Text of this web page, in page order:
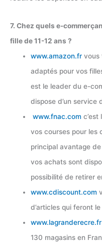
7. Chez quels e-
fille de 11-12 ans ?
www.amazon.fr vous
adaptés pour vos
est le leader du e-
dispose d’un service
www.fnac.com c’est
vos courses pour les
principal avantage
vos achats sont
possibilité de retirer
www.cdiscount.com
d’articles qui feront
www.lagranderecre.fr
130 magasins en